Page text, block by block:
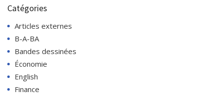
Catégories
Articles externes
B-A-BA
Bandes dessinées
Économie
English
Finance